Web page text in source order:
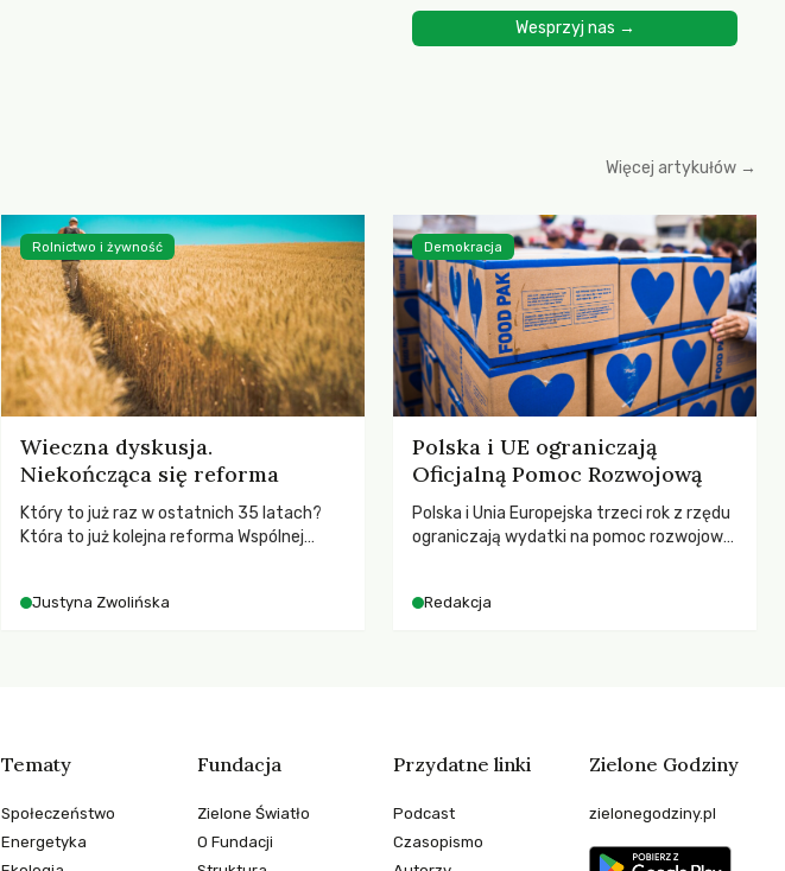
Wesprzyj nas →
Więcej artykułów →
Wieczna dyskusja.
Niekończąca się reforma
Który to już raz w ostatnich 35 latach?
Która to już kolejna reforma Wspólnej
społeczne?
Justyna Zwolińska
Rolnictwo i żywność
Polska i UE ograniczają
Oficjalną Pomoc Rozwojową
Polska i Unia Europejska trzeci rok z rzędu
ograniczają wydatki na pomoc rozwojową
dla krajów najbardziej potrzebujących, a
Redakcja
Demokracja
Tematy
Społeczeństwo
Energetyka
Fundacja
Zielone Światło
O Fundacji
Przydatne linki
Podcast
Czasopismo
Zielone Godziny
zielonegodziny.pl